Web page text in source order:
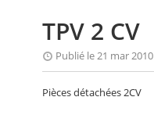
RALLYE
MONTAGNE
EVÈNEMENTS
TPV 2 CV
Publié le 21 mar 2010
Pièces détachées 2CV